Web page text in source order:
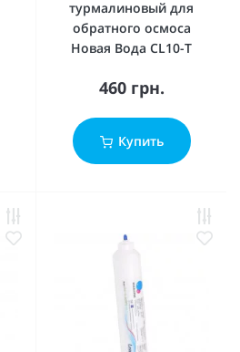
турмалиновый для
обратного осмоса
Новая Вода CL10-T
460 грн.
Купить